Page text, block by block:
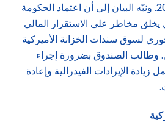
في المائة بحلول عام 2031. ونبّه البيان إلى أن اعتماد الحكومة
مخاطر على الاستقرار المالي
لسوق سندات الخزانة الأميركية
وطالب الصندوق بضرورة إجراء
الإيرادات الفيدرالية وإعادة